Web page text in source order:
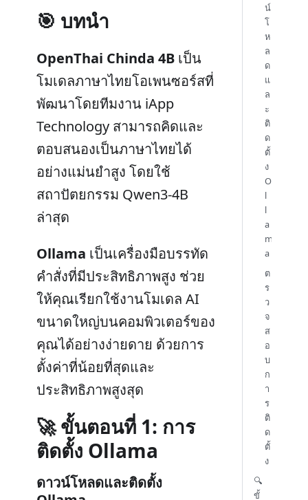
🎯 บทนำ
OpenThai Chinda 4B เป็น
โมเดลภาษาไทยโอเพนซอร์สที่
พัฒนาโดยทีมงาน iApp
Technology สามารถคิดและ
ตอบสนองเป็นภาษาไทยได้
อย่างแม่นยำสูง โดยใช้
สถาปัตยกรรม Qwen3-4B
ล่าสุด
Ollama เป็นเครื่องมือบรรทัด
คำสั่งที่มีประสิทธิภาพสูง ช่วย
ให้คุณเรียกใช้งานโมเดล AI
ขนาดใหญ่บนคอมพิวเตอร์ของ
คุณได้อย่างง่ายดาย ด้วยการ
ตั้งค่าที่น้อยที่สุดและ
ประสิทธิภาพสูงสุด
🚀 ขั้นตอนที่ 1: การ
ติดตั้ง Ollama
ดาวน์โหลดและติดตั้ง
น์
โ
ห
ล
ด
แ
ล
ะ
ติ
ด
ตั้
ง
O
l
l
a
m
a
ต
ร
ว
จ
ส
อ
บ
ก
า
ร
ติ
ด
ตั้
ง
🔍
ขั้